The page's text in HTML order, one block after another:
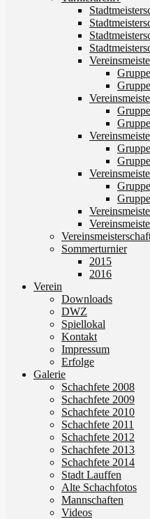
Sommerturnier
2015
2016
Verein
Downloads
DWZ
Spiellokal
Kontakt
Impressum
Erfolge
Galerie
Schachfete 2008
Schachfete 2009
Schachfete 2010
Schachfete 2011
Schachfete 2012
Schachfete 2013
Schachfete 2014
Stadt Lauffen
Alte Schachfotos
Mannschaften
Videos